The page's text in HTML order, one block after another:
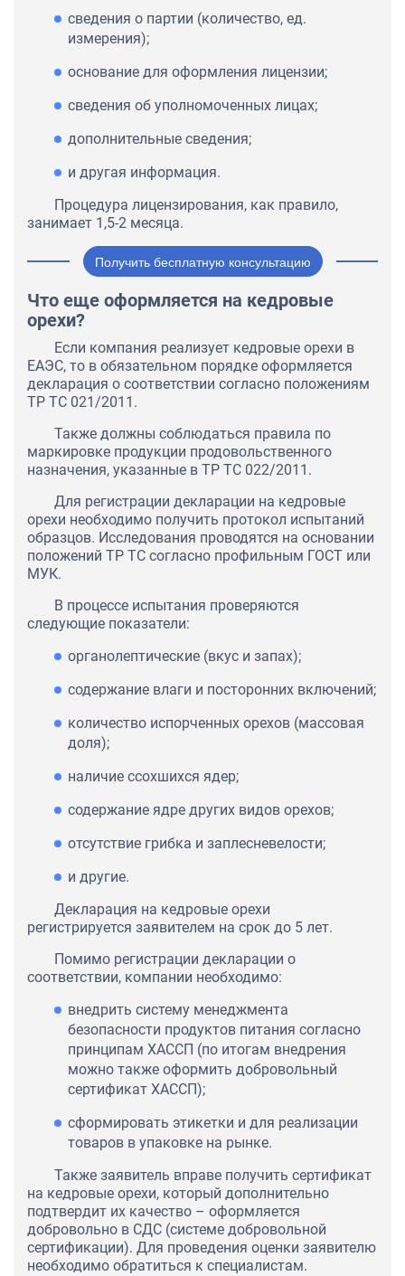
сведения о партии (количество, ед.
измерения);
основание для оформления лицензии;
сведения об уполномоченных лицах;
дополнительные сведения;
и другая информация.
Процедура лицензирования, как правило,
занимает 1,5-2 месяца.
Получить бесплатную консультацию
Что еще оформляется на кедровые
орехи?
Если компания реализует кедровые орехи в
ЕАЭС, то в обязательном порядке оформляется
декларация о соответствии согласно положениям
ТР ТС 021/2011.
Также должны соблюдаться правила по
маркировке продукции продовольственного
назначения, указанные в ТР ТС 022/2011.
Для регистрации декларации на кедровые
орехи необходимо получить протокол испытаний
образцов. Исследования проводятся на основании
положений ТР ТС согласно профильным ГОСТ или
МУК.
В процессе испытания проверяются
следующие показатели:
органолептические (вкус и запах);
содержание влаги и посторонних включений;
количество испорченных орехов (массовая
доля);
наличие ссохшихся ядер;
содержание ядре других видов орехов;
отсутствие грибка и заплесневелости;
и другие.
Декларация на кедровые орехи
регистрируется заявителем на срок до 5 лет.
Помимо регистрации декларации о
соответствии, компании необходимо:
внедрить систему менеджмента
безопасности продуктов питания согласно
принципам ХАССП (по итогам внедрения
можно также оформить добровольный
сертификат ХАССП);
сформировать этикетки и для реализации
товаров в упаковке на рынке.
Также заявитель вправе получить сертификат
на кедровые орехи, который дополнительно
подтвердит их качество – оформляется
добровольно в СДС (системе добровольной
сертификации). Для проведения оценки заявителю
необходимо обратиться к специалистам.